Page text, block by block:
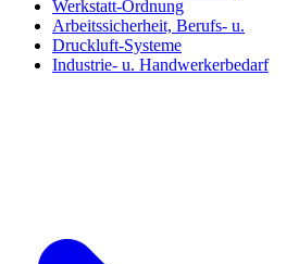
Werkstatt-Ordnung
Arbeitssicherheit, Berufs- u.
Druckluft-Systeme
Industrie- u. Handwerkerbedarf